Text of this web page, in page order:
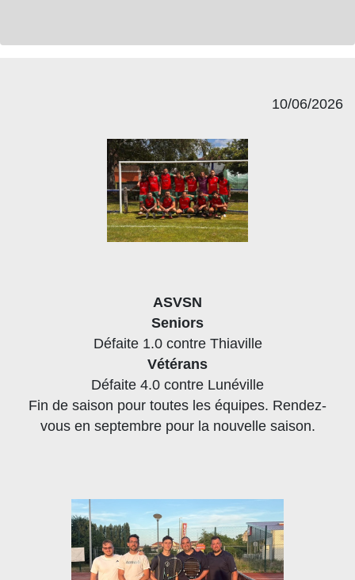
10/06/2026
ASVSN
Seniors
Défaite 1.0 contre Thiaville
Vétérans
Défaite 4.0 contre Lunéville
Fin de saison pour toutes les équipes. Rendez-
vous en septembre pour la nouvelle saison.